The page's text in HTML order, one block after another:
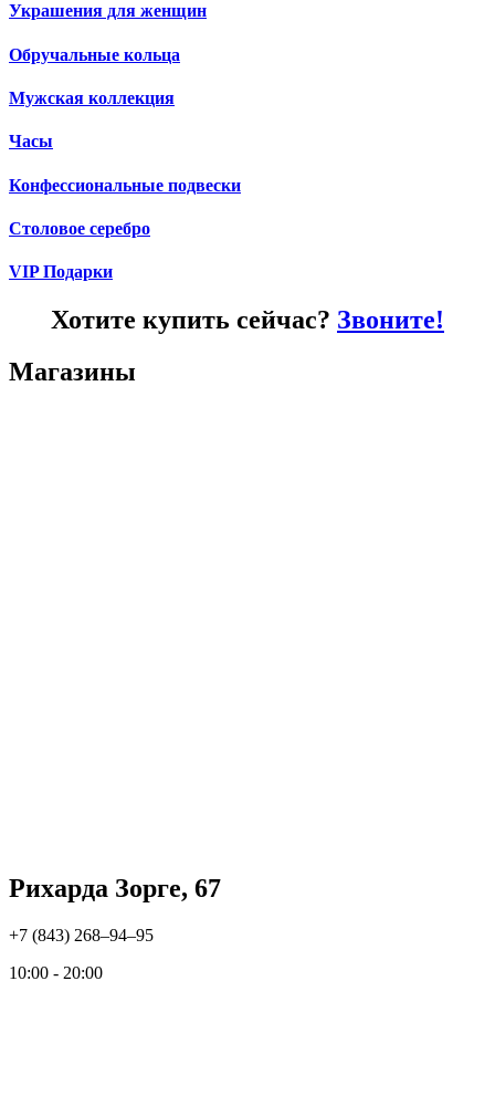
Украшения для женщин
Обручальные кольца
Мужская коллекция
Часы
Конфессиональные подвески
Столовое серебро
VIP Подарки
Хотите купить сейчас? Звоните!
Магазины
Рихарда Зорге, 67
+7 (843) 268‒94‒95
10:00 - 20:00